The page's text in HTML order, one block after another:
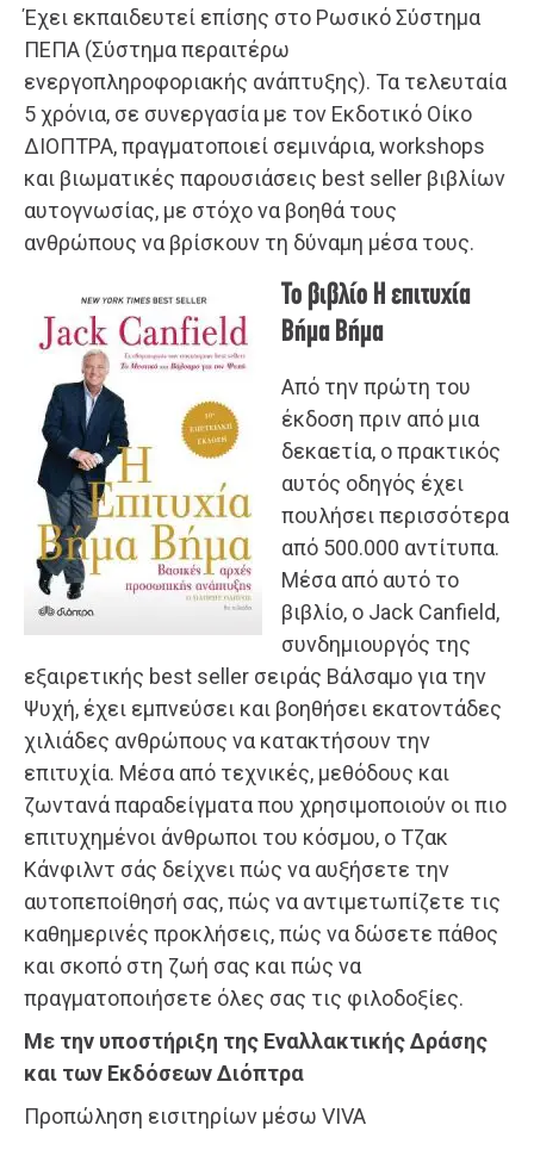
Έχει εκπαιδευτεί επίσης στο Ρωσικό Σύστημα
ΠΕΠΑ (Σύστημα περαιτέρω
ενεργοπληροφοριακής ανάπτυξης). Τα τελευταία
5 χρόνια, σε συνεργασία με τον Εκδοτικό Οίκο
ΔΙΟΠΤΡΑ, πραγματοποιεί σεμινάρια, workshops
και βιωματικές παρουσιάσεις best seller βιβλίων
αυτογνωσίας, με στόχο να βοηθά τους
ανθρώπους να βρίσκουν τη δύναμη μέσα τους.
Το βιβλίο Η επιτυχία
Βήμα Βήμα
Από την πρώτη του
έκδοση πριν από μια
δεκαετία, ο πρακτικός
αυτός οδηγός έχει
πουλήσει περισσότερα
από 500.000 αντίτυπα.
Μέσα από αυτό το
βιβλίο, ο Jack Canfield,
συνδηµιουργός της
εξαιρετικής best seller σειράς Βάλσαμο για την
Ψυχή, έχει εμπνεύσει και βοηθήσει εκατοντάδες
χιλιάδες ανθρώπους να κατακτήσουν την
επιτυχία. Μέσα από τεχνικές, μεθόδους και
ζωντανά παραδείγματα που χρησιμοποιούν οι πιο
επιτυχημένοι άνθρωποι του κόσμου, ο Τζακ
Κάνφιλντ σάς δείχνει πώς να αυξήσετε την
αυτοπεποίθησή σας, πώς να αντιμετωπίζετε τις
καθημερινές προκλήσεις, πώς να δώσετε πάθος
και σκοπό στη ζωή σας και πώς να
πραγματοποιήσετε όλες σας τις φιλοδοξίες.
Με την υποστήριξη της Εναλλακτικής Δράσης
και των Εκδόσεων Διόπτρα
Προπώληση εισιτηρίων μέσω VIVA